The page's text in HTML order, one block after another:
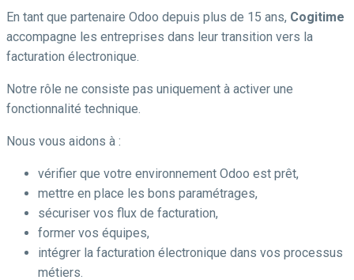
En tant que partenaire Odoo depuis plus de 15 ans, Cogitime
accompagne les entreprises dans leur transition vers la
facturation électronique.
Notre rôle ne consiste pas uniquement à activer une
fonctionnalité technique.
Nous vous aidons à :
vérifier que votre environnement Odoo est prêt,
mettre en place les bons paramétrages,
sécuriser vos flux de facturation,
former vos équipes,
intégrer la facturation électronique dans vos processus
métiers.